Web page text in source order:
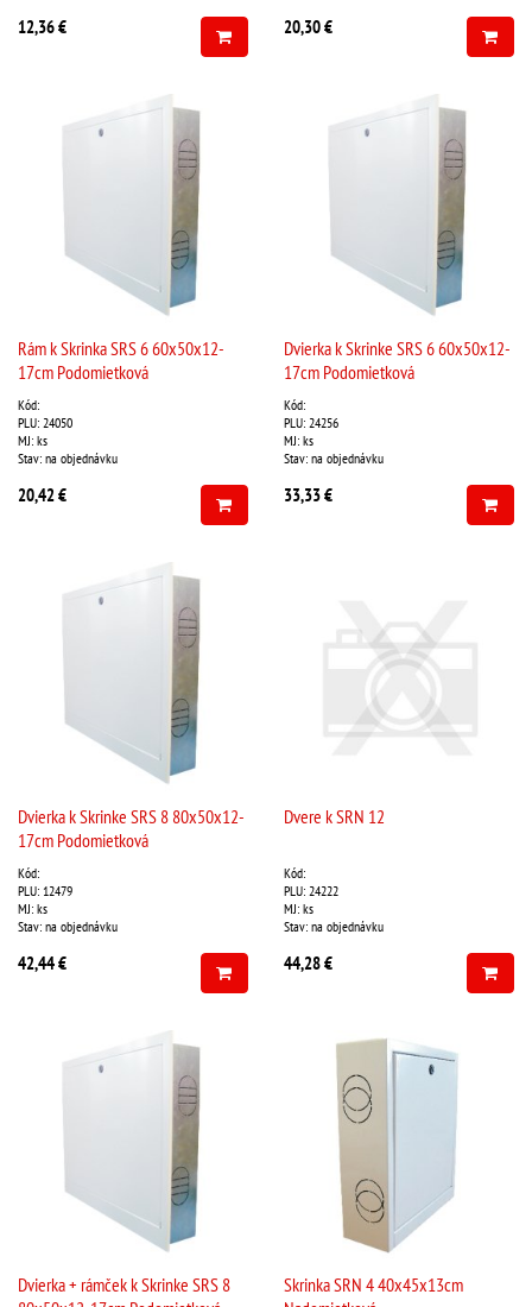
12,36 € 20,30 €
Rám k Skrinka SRS 6 60x50x12-
17cm Podomietková
Kód:
PLU: 24050
MJ: ks
Stav: na objednávku
20,42 €
Dvierka k Skrinke SRS 6 60x50x12-
17cm Podomietková
Kód:
PLU: 24256
MJ: ks
Stav: na objednávku
33,33 €
Dvierka k Skrinke SRS 8 80x50x12-
17cm Podomietková
Kód:
PLU: 12479
MJ: ks
Stav: na objednávku
42,44 €
Dvere k SRN 12
Kód:
PLU: 24222
MJ: ks
Stav: na objednávku
44,28 €
Dvierka + rámček k Skrinke SRS 8
Skrinka SRN 4 40x45x13cm